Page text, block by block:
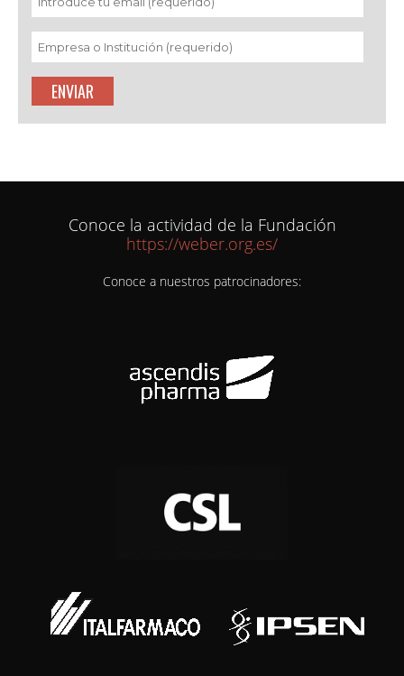
Conoce la actividad de la Fundación
https://weber.org.es/
Conoce a nuestros patrocinadores: